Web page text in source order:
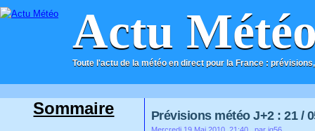
Actu
Toute l'actu de la météo en direct pour la France :
ACCUEIL CONTACT
Prévisions météo J+2 : 21 /
Sommaire